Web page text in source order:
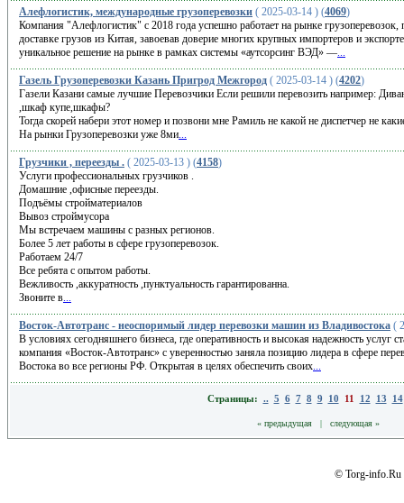
Алефлогистик, международные грузоперевозки ( 2025-03-14 ) (4069)
Компания "Алефлогистик" с 2018 года успешно работает на рынке грузоперевозок,
доставке грузов из Китая, завоевав доверие многих крупных импортеров и
уникальное решение на рынке в рамках системы «аутсорсинг ВЭД» —...
Газель Грузоперевозки Казань Пригрод Межгород ( 2025-03-14 ) (4202)
Газели Казани самые лучшие Перевозчики Если решили перевозить например:
,шкаф купе,шкафы?
Тогда скорей набери этот номер и позвони мне Рамиль не какой не диспетчер не
На рынки Грузоперевозки уже 8ми...
Грузчики , переезды . ( 2025-03-13 ) (4158)
Услуги профессиональных грузчиков .
Домашние ,офисные переезды.
Подъёмы стройматериалов
Вывоз строймусора
Мы встречаем машины с разных регионов.
Более 5 лет работы в сфере грузоперевозок.
Работаем 24/7
Все ребята с опытом работы.
Вежливость ,аккуратность ,пунктуальность гарантированна.
Звоните в...
Восток-Автотранс - неоспоримый лидер перевозки машин из Владивостока (
В условиях сегодняшнего бизнеса, где оперативность и высокая надежность услуг
компания «Восток-Автотранс» с уверенностью заняла позицию лидера в сфере
Востока во все регионы РФ. Открытая в целях обеспечить своих...
Страницы: .. 5 6 7 8 9 10 11 12 13 14
« предыдущая | следующая »
© Torg-info.Ru